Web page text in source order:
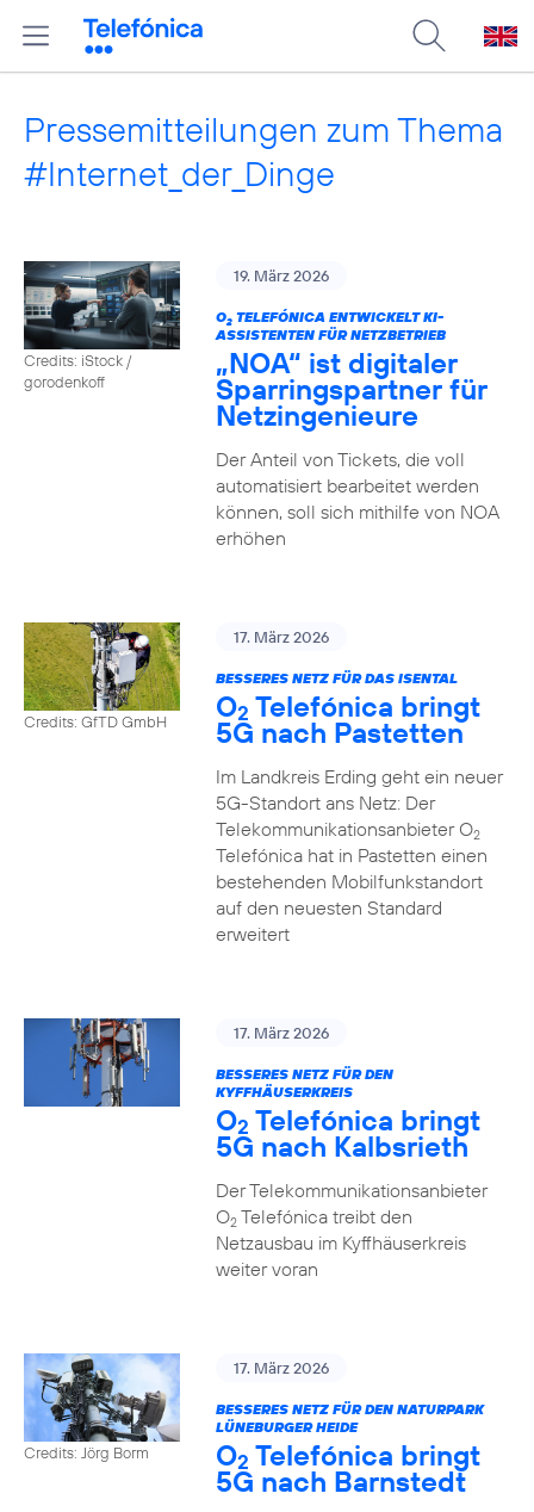
Pressemitteilungen zum Thema
#Internet_der_Dinge
Credits: iStock /
gorodenkoff
19. März 2026
O2TELEFÓNICA ENTWICKELT KI-
ASSISTENTEN FÜR NETZBETRIEB
„NOA“ ist digitaler
Sparringspartner für
Netzingenieure
Der Anteil von Tickets, die voll
automatisiert bearbeitet werden
können, soll sich mithilfe von NOA
erhöhen
Credits: GfTD GmbH
17. März 2026
BESSERES NETZ FÜR DAS ISENTAL
O2 Telefónica bringt
5G nach Pastetten
Im Landkreis Erding geht ein neuer
5G-Standort ans Netz: Der
Telekommunikationsanbieter O2
Telefónica hat in Pastetten einen
bestehenden Mobilfunkstandort
auf den neuesten Standard
erweitert
17. März 2026
BESSERES NETZ FÜR DEN
KYFFHÄUSERKREIS
O2 Telefónica bringt
5G nach Kalbsrieth
Der Telekommunikationsanbieter
O2Telefónica treibt den
Netzausbau im Kyffhäuserkreis
weiter voran
Credits: Jörg Borm
17. März 2026
BESSERES NETZ FÜR DEN NATURPARK
LÜNEBURGER HEIDE
O2 Telefónica bringt
5G nach Barnstedt